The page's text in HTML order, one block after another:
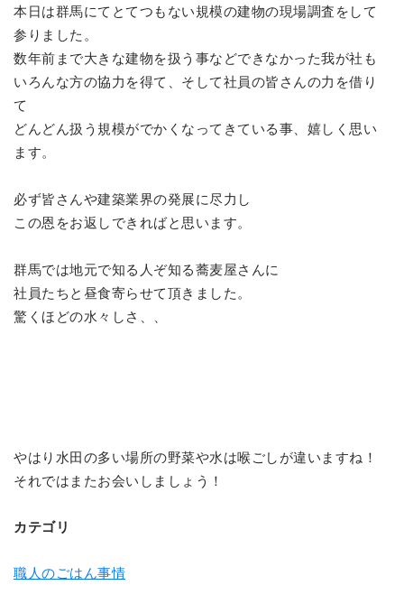
本日は群馬にてとてつもない規模の建物の現場調査をして
参りました。
数年前まで大きな建物を扱う事などできなかった我が社も
いろんな方の協力を得て、そして社員の皆さんの力を借り
て
どんどん扱う規模がでかくなってきている事、嬉しく思い
ます。
必ず皆さんや建築業界の発展に尽力し
この恩をお返しできればと思います。
群馬では地元で知る人ぞ知る蕎麦屋さんに
社員たちと昼食寄らせて頂きました。
驚くほどの水々しさ、、
やはり水田の多い場所の野菜や水は喉ごしが違いますね！
それではまたお会いしましょう！
カテゴリ
職人のごはん事情